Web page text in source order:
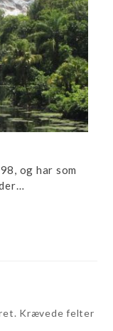
og har som
Krævede felter